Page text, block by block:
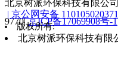
北京树派环保科技有限公
9770|京ICP备17069908号-1
| 京公网安备
版权所有:
北京树派环保科技有限